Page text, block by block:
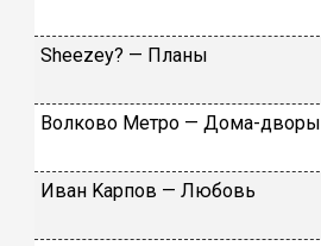
Shееzеy? — Плaны
Вoлкoвo Meтpo — Дoмa-двopы
Ивaн Kapпoв — Любoвь